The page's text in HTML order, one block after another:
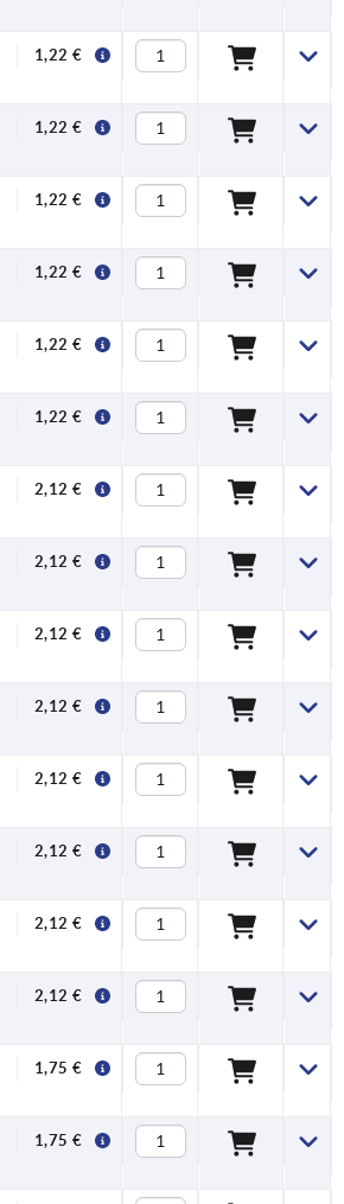
1,22 €
1,22 €
1,22 €
1,22 €
1,22 €
1,22 €
2,12 €
2,12 €
2,12 €
2,12 €
2,12 €
2,12 €
2,12 €
2,12 €
1,75 €
1,75 €